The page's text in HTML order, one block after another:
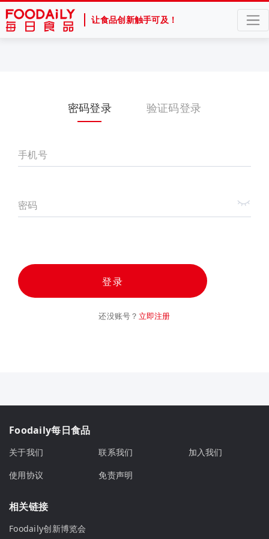
让食品创新触手可及！
密码登录 验证码登录
手机号
密码
登录
还没账号？ 立即注册
Foodaily每日食品
关于我们 联系我们
加入我们
使用协议
免责声明
相关链接
Foodaily创新博览会